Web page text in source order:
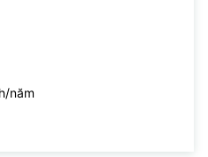
năm